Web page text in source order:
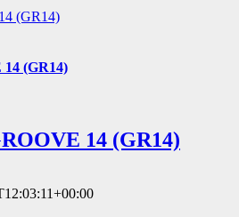
(GR14)
(GR14)
14 (GR14)